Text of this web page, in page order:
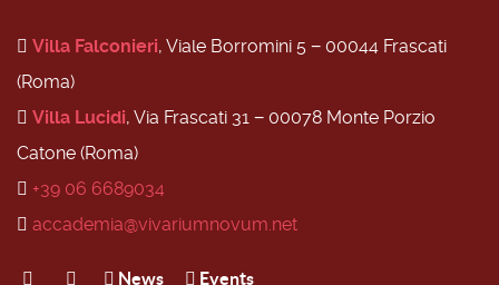
Villa Falconieri, Viale Borromini 5 − 00044 Frascati
(Roma)
Villa Lucidi, Via Frascati 31 − 00078 Monte Porzio
Catone (Roma)
+39 06 6689034
accademia@vivariumnovum.net
News Events